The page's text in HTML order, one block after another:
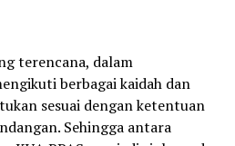
terencana, dalam
berbagai kaidah dan
sesuai dengan ketentuan
Sehingga antara